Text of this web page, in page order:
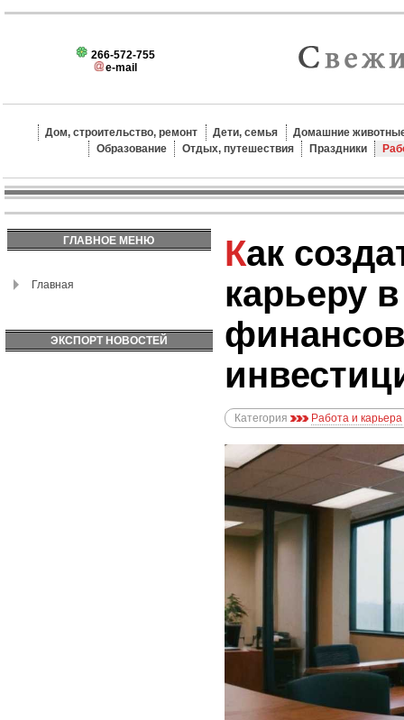
266-572-755
e-mail
Дом, строительство, ремонт Дети, семья
Домашние
Образование
Отдых, путешествия Праздники
ГЛАВНОЕ МЕНЮ
Главная
ЭКСПОРТ НОВОСТЕЙ
Как создать успешную
карьеру
Категория Работа и карьера